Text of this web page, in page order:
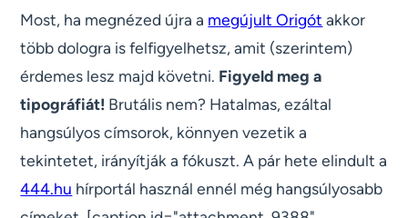
Most, ha megnézed újra a megújult Origót akkor
több dologra is felfigyelhetsz, amit (szerintem)
érdemes lesz majd követni. Figyeld meg a
tipográfiát! Brutális nem? Hatalmas, ezáltal
hangsúlyos címsorok, könnyen vezetik a
tekintetet, irányítják a fókuszt. A pár hete elindult a
444.hu hírportál használ ennél még hangsúlyosabb